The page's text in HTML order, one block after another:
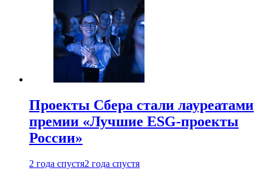
Проекты Сбера стали лауреатами
премии «Лучшие ESG-проекты
России»
2 года спустя2 года спустя